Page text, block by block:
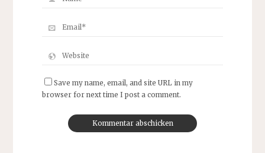
Save my name, email, and site URL in my
browser for next time I post a comment.